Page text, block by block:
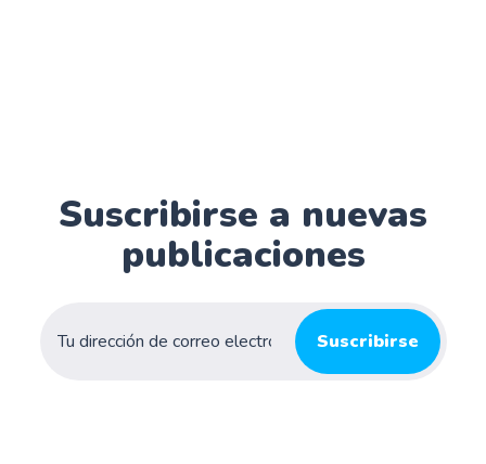
Suscribirse a nuevas
publicaciones
Suscribirse